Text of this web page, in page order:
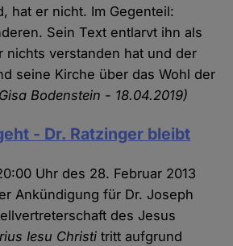
hat er nicht. Im Gegenteil:
Sein Text entlarvt ihn als
nichts verstanden hat und der
seine Kirche über das Wohl der
Bodenstein - 18.04.2019)
- Dr. Ratzinger bleibt
Uhr des 28. Februar 2013
Ankündigung für Dr. Joseph
des Jesus
Iesu Christi tritt aufgrund